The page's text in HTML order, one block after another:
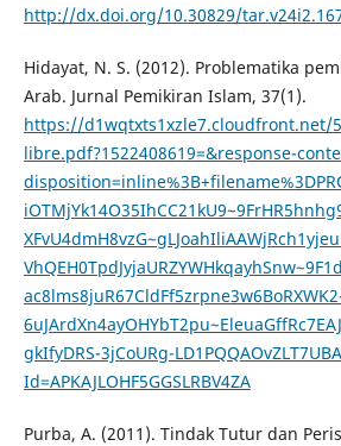
http://dx.doi.org/10.30829/
Hidayat, N. S. (2012). Problematika
Arab. Jurnal Pemikiran Islam, 37(1).
https://d1wqtxts1xzle7.cloudfront.net/
libre.pdf?1522408619=&response-
gkIfyDRS-3jCoURg-
Id=APKAJLOHF5GGSLRBV4ZA
Purba, A. (2011). Tindak Tutur dan